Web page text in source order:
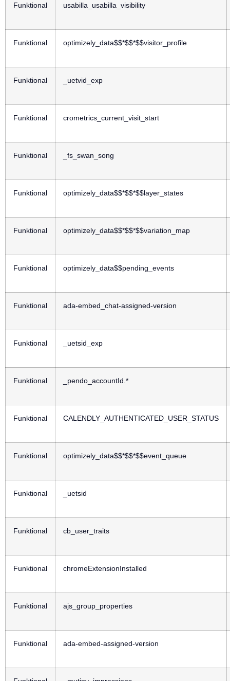
Funktional usabilla_usabilla_visibility
Funktional optimizely_data$$*$$*$$visitor_profile
Funktional _uetvid_exp
Funktional crometrics_current_visit_start
Funktional _fs_swan_song
Funktional optimizely_data$$*$$*$$layer_states
Funktional optimizely_data$$*$$*$$variation_map
Funktional optimizely_data$$pending_events
Funktional ada-embed_chat-assigned-version
Funktional _uetsid_exp
Funktional _pendo_accountId.*
Funktional CALENDLY_AUTHENTICATED_USER_STATUS
Funktional optimizely_data$$*$$*$$event_queue
Funktional _uetsid
Funktional cb_user_traits
Funktional chromeExtensionInstalled
Funktional ajs_group_properties
Funktional ada-embed-assigned-version